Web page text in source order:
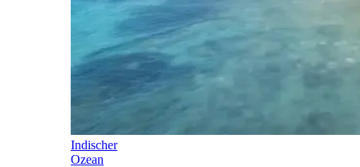
Indischer
Ozean